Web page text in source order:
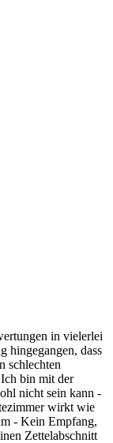
in vielerlei
hingegangen, dass
schlechten
bin mit der
nicht sein kann -
wirkt wie
- Kein Empfang,
Zettelabschnitt